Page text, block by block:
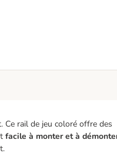
rail de jeu coloré offre des
facile à monter et à